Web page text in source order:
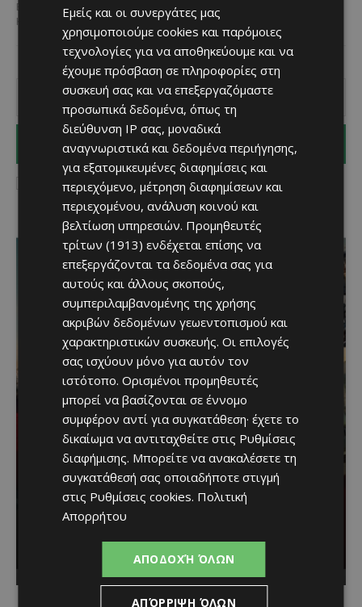
Europe Direct Λάρνακας και το Γραφείο του Ευρωπαϊκού
Κοινοβουλίου στην Κύπρο προβάλουν την οικογενειακή ταινία...
I WANT IN
I've read and accept thePrivacy Policy.
Η Peugeot είναι ο
επίσημος συνεργάτης του
Φεστιβάλ
Κινηματογράφου της
Βενετίας
August 8, 2026
Εμείς και οι συνεργάτες μας
χρησιμοποιούμε cookies και παρόμοιες
τεχνολογίες για να αποθηκεύουμε και να
έχουμε πρόσβαση σε πληροφορίες στη
συσκευή σας και να επεξεργαζόμαστε
προσωπικά δεδομένα, όπως τη
διεύθυνση IP σας, μοναδικά
αναγνωριστικά και δεδομένα περιήγησης,
για εξατομικευμένες διαφημίσεις και
περιεχόμενο, μέτρηση διαφημίσεων και
περιεχομένου, ανάλυση κοινού και
βελτίωση υπηρεσιών. Προμηθευτές
τρίτων (1913) ενδέχεται επίσης να
επεξεργάζονται τα δεδομένα σας για
αυτούς και άλλους σκοπούς,
συμπεριλαμβανομένης της χρήσης
ακριβών δεδομένων γεωεντοπισμού και
χαρακτηριστικών συσκευής. Οι επιλογές
σας ισχύουν μόνο για αυτόν τον
ιστότοπο. Ορισμένοι προμηθευτές
μπορεί να βασίζονται σε έννομο
συμφέρον αντί για συγκατάθεση· έχετε το
δικαίωμα να αντιταχθείτε στις Ρυθμίσεις
διαφήμισης. Μπορείτε να ανακαλέσετε τη
συγκατάθεσή σας οποιαδήποτε στιγμή
στις Ρυθμίσεις cookies. Πολιτική
Απορρήτου
ΑΠΟΔΟΧΉ ΌΛΩΝ
ΑΠΌΡΡΙΨΗ ΌΛΩΝ